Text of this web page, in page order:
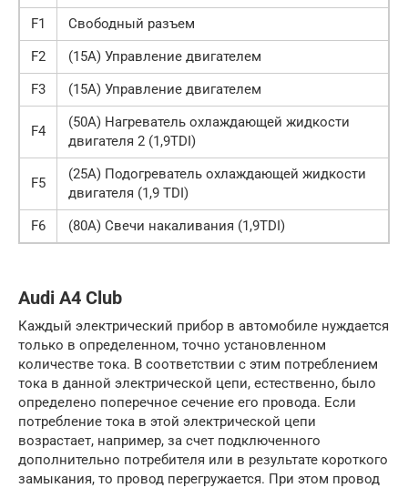
F1
Свободный разъем
F2
(15A) Управление двигателем
F3
(15A) Управление двигателем
F4
(50A) Нагреватель охлаждающей жидкости
двигателя 2 (1,9TDI)
F5
(25A) Подогреватель охлаждающей жидкости
двигателя (1,9 TDI)
F6
(80A) Свечи накаливания (1,9TDI)
Audi A4 Club
Каждый электрический прибор в автомобиле нуждается
только в определенном, точно установленном
количестве тока. В соответствии с этим потреблением
тока в данной электрической цепи, естественно, было
определено поперечное сечение его провода. Если
потребление тока в этой электрической цепи
возрастает, например, за счет подключенного
дополнительно потребителя или в результате короткого
замыкания, то провод перегружается. При этом провод